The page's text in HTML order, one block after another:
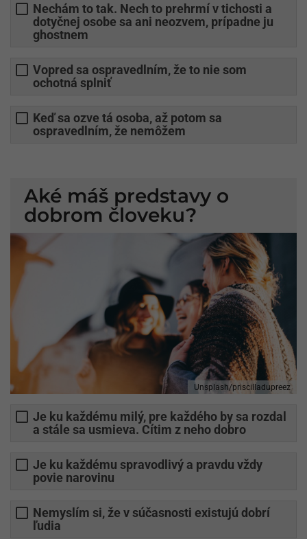
Nechám to tak. Nech to prehrmí v tichosti a
dotyčnej osobe sa ani neozvem, prípadne ju
ghostnem
Vopred sa ospravedlním, že to nie som
ochotná splniť
Keď sa ozve tá osoba, až potom sa
ospravedlním, že nemôžem
Aké máš predstavy o
dobrom človeku?
Unsplash/priscilladupreez
Je ku každému milý, pre každého by sa rozdal
a stále sa usmieva. Cítim z neho dobro
Je ku každému spravodlivý a pravdu vždy
povie narovinu
Nemyslím si, že v súčasnosti existujú dobrí
ľudia